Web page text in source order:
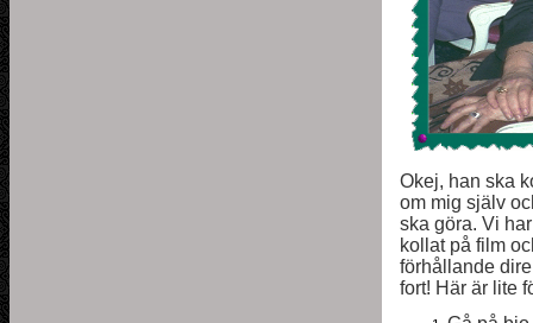
Okej, han ska
om mig själv
ska göra. Vi
kollat på film
förhållande
fort! Här är lite